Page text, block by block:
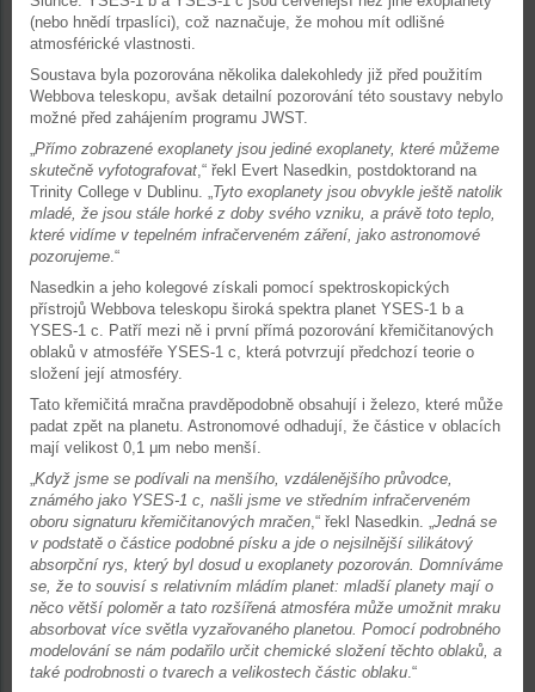
(nebo hnědí trpaslíci), což naznačuje, že mohou mít odlišné
atmosférické vlastnosti.
Soustava byla pozorována několika dalekohledy již před použitím
Webbova teleskopu, avšak detailní pozorování této soustavy nebylo
možné před zahájením programu JWST.
Přímo zobrazené exoplanety jsou jediné exoplanety, které můžeme
skutečně vyfotografovat ,“ řekl Evert Nasedkin, postdoktorand na
Trinity College v Dublinu. „ Tyto exoplanety jsou obvykle ještě natolik
mladé, že jsou stále horké z doby svého vzniku, a právě toto teplo,
které vidíme v tepelném infračerveném záření, jako astronomové
pozorujeme .“
Nasedkin a jeho kolegové získali pomocí spektroskopických
přístrojů Webbova teleskopu široká spektra planet YSES-1 b a
YSES-1 c. Patří mezi ně i první přímá pozorování křemičitanových
oblaků v atmosféře YSES-1 c, která potvrzují předchozí teorie o
složení její atmosféry.
Tato křemičitá mračna pravděpodobně obsahují i železo, které může
padat zpět na planetu. Astronomové odhadují, že částice v oblacích
mají velikost 0,1 μm nebo menší.
Když jsme se podívali na menšího, vzdálenějšího průvodce,
známého jako YSES-1 c, našli jsme ve středním infračerveném
oboru signaturu křemičitanových mračen ,“ řekl Nasedkin. „ Jedná se
v podstatě o částice podobné písku a jde o nejsilnější silikátový
absorpční rys, který byl dosud u exoplanety pozorován. Domníváme
se, že to souvisí s relativním mládím planet: mladší planety mají o
něco větší poloměr a tato rozšířená atmosféra může umožnit mraku
absorbovat více světla vyzařovaného planetou. Pomocí podrobného
modelování se nám podařilo určit chemické složení těchto oblaků, a
také podrobnosti o tvarech a velikostech částic oblaku .“